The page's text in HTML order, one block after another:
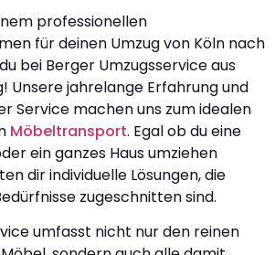
professionellen
für deinen Umzug von Köln nach
bei Berger Umzugsservice aus
Unsere jahrelange Erfahrung und
Service machen uns zum idealen
Möbeltransport. Egal ob du eine
ein ganzes Haus umziehen
dir individuelle Lösungen, die
zugeschnitten sind.
umfasst nicht nur den reinen